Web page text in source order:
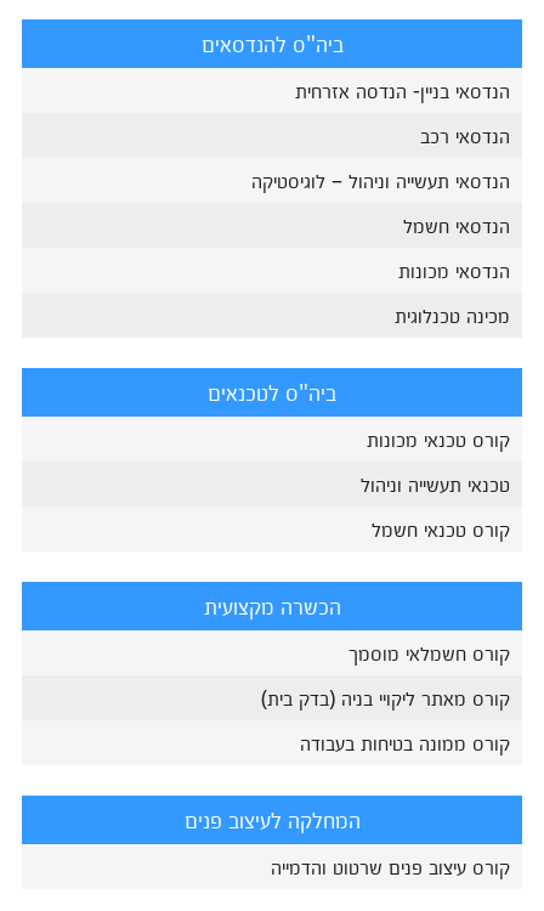
ביה"ס להנדסאים
הנדסאי בניין- הנדסה אזרחית
הנדסאי רכב
הנדסאי תעשייה וניהול – לוגיסטיקה
הנדסאי חשמל
הנדסאי מכונות
מכינה טכנלוגית
ביה"ס לטכנאים
קורס טכנאי מכונות
טכנאי תעשייה וניהול
קורס טכנאי חשמל
הכשרה מקצועית
קורס חשמלאי מוסמך
קורס מאתר ליקויי בניה (בדק בית)
קורס ממונה בטיחות בעבודה
המחלקה לעיצוב פנים
קורס עיצוב פנים שרטוט והדמייה